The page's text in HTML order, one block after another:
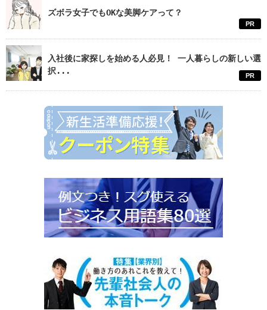
ズボラ女子でもOKな美脚ケアって？
PR
入社後に家探しを始める人必見！ 一人暮らしの新しい選
択...
PR